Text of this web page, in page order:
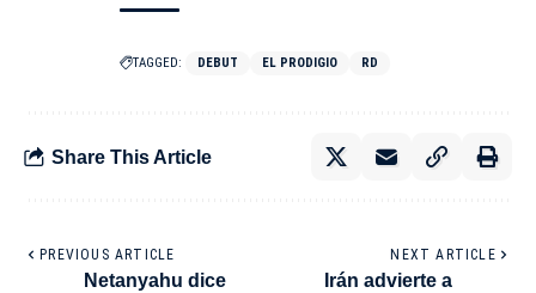
TAGGED: DEBUT EL PRODIGIO RD
Share This Article
PREVIOUS ARTICLE
Netanyahu dice
NEXT ARTICLE
Irán advierte a